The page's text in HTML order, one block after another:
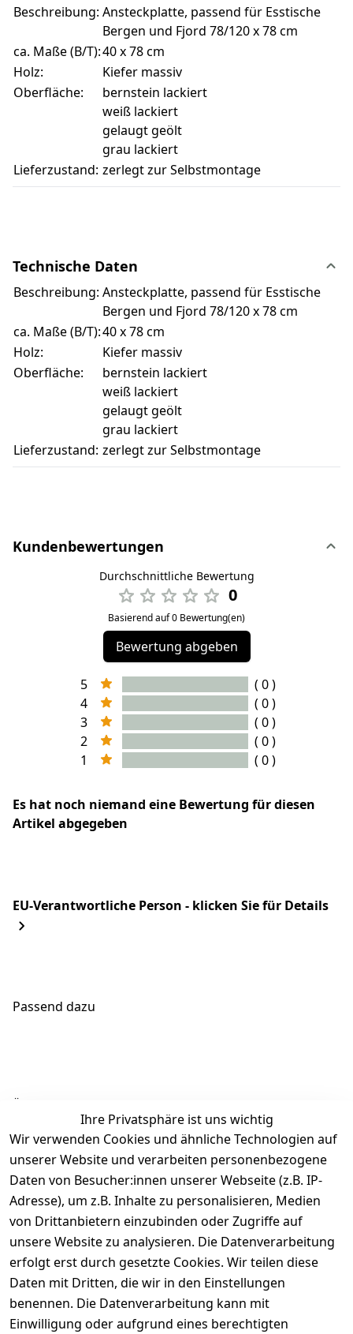
Beschreibung: Ansteckplatte, passend für Esstische
Bergen und Fjord 78/120 x 78 cm
ca. Maße (B/T):40 x 78 cm
Holz:
Kiefer massiv
Oberfläche:
bernstein lackiert
weiß lackiert
gelaugt geölt
grau lackiert
Lieferzustand: zerlegt zur Selbstmontage
Technische Daten
Beschreibung: Ansteckplatte, passend für Esstische
Bergen und Fjord 78/120 x 78 cm
ca. Maße (B/T):40 x 78 cm
Holz:
Kiefer massiv
Oberfläche:
bernstein lackiert
weiß lackiert
gelaugt geölt
grau lackiert
Lieferzustand: zerlegt zur Selbstmontage
Kundenbewertungen
Durchschnittliche Bewertung
0
Basierend auf 0 Bewertung(en)
Bewertung abgeben
5
( 0 )
4
( 0 )
3
( 0 )
2
( 0 )
1
( 0 )
Es hat noch niemand eine Bewertung für diesen
Artikel abgegeben
EU-Verantwortliche Person - klicken Sie für Details
Passend dazu
Ähnliche Produkte
Ihre Privatsphäre ist uns wichtig
Wir verwenden Cookies und ähnliche Technologien auf
unserer Website und verarbeiten personenbezogene
Daten von Besucher:innen unserer Webseite (z.B. IP-
Adresse), um z.B. Inhalte zu personalisieren, Medien
von Drittanbietern einzubinden oder Zugriffe auf
unsere Website zu analysieren. Die Datenverarbeitung
erfolgt erst durch gesetzte Cookies. Wir teilen diese
Daten mit Dritten, die wir in den Einstellungen
benennen. Die Datenverarbeitung kann mit
Einwilligung oder aufgrund eines berechtigten
Rechtliches
AGB
Impressum
Datenschutze
rklärung
Über uns
Kontakt
Registrieren
Kataloge zum
Download
Wir
versenden
mit
Zahle
bequem per